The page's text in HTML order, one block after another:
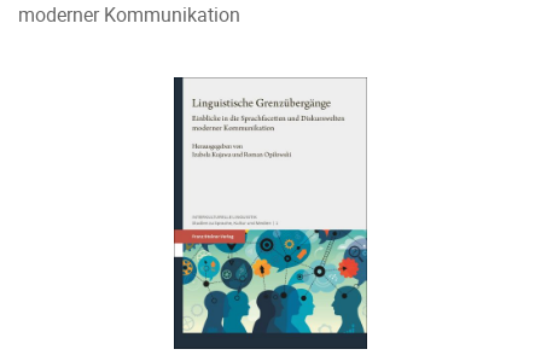
moderner Kommunikation